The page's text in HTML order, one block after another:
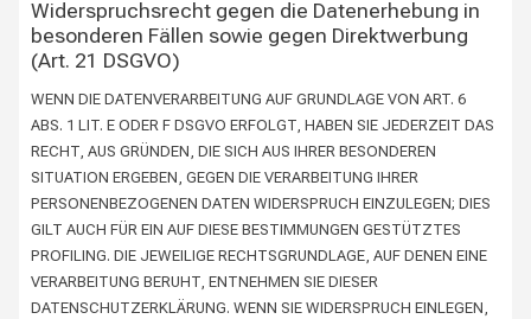
Widerspruchsrecht gegen die Datenerhebung in
besonderen Fällen sowie gegen Direktwerbung
(Art. 21 DSGVO)
WENN DIE DATENVERARBEITUNG AUF GRUNDLAGE VON ART. 6
ABS. 1 LIT. E ODER F DSGVO ERFOLGT, HABEN SIE JEDERZEIT DAS
RECHT, AUS GRÜNDEN, DIE SICH AUS IHRER BESONDEREN
SITUATION ERGEBEN, GEGEN DIE VERARBEITUNG IHRER
PERSONENBEZOGENEN DATEN WIDERSPRUCH EINZULEGEN; DIES
GILT AUCH FÜR EIN AUF DIESE BESTIMMUNGEN GESTÜTZTES
PROFILING. DIE JEWEILIGE RECHTSGRUNDLAGE, AUF DENEN EINE
VERARBEITUNG BERUHT, ENTNEHMEN SIE DIESER
DATENSCHUTZERKLÄRUNG. WENN SIE WIDERSPRUCH EINLEGEN,